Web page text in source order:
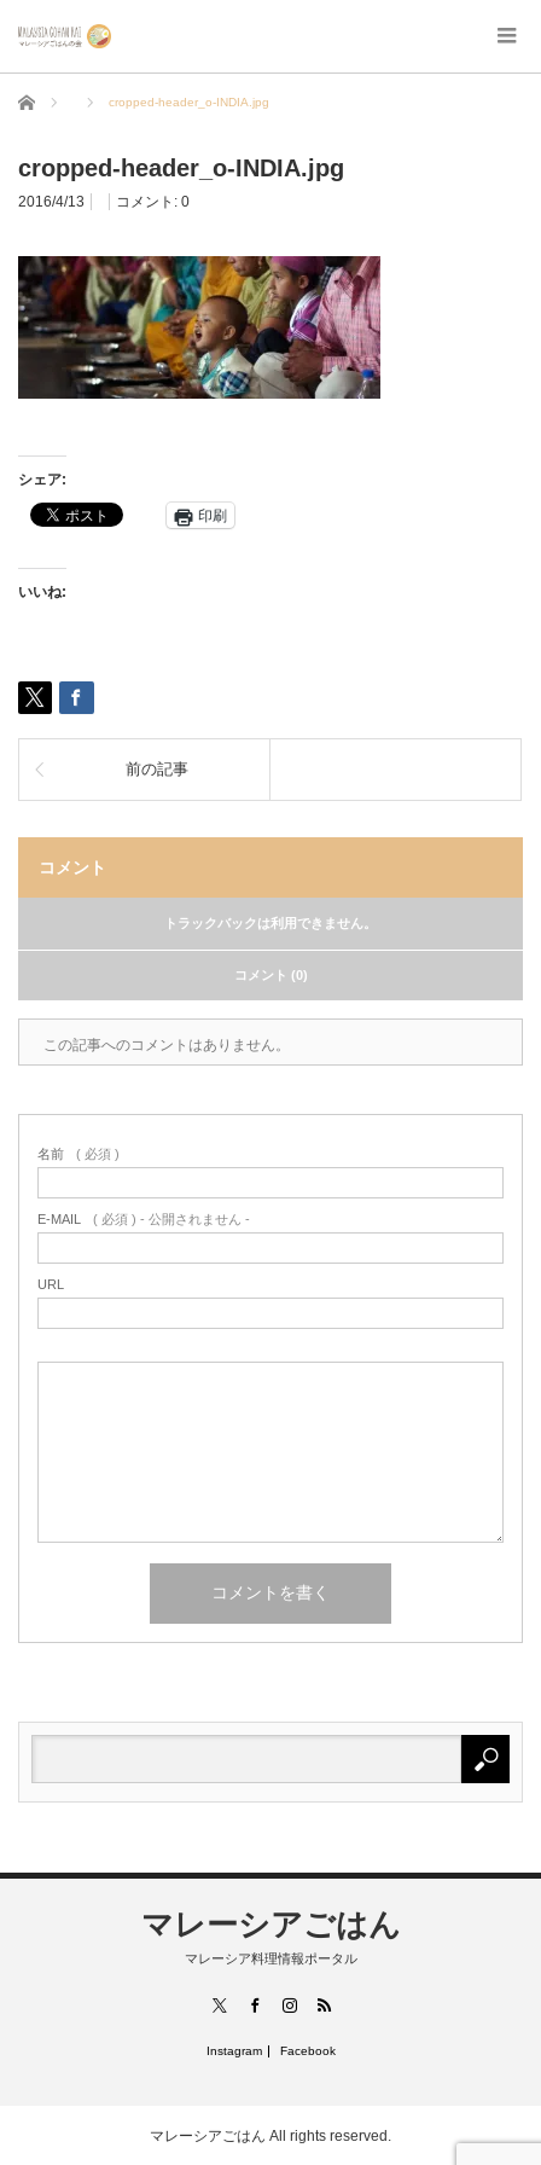
ホーム cropped-header_o-INDIA.jpg
cropped-header_o-INDIA.jpg
2016/4/13 コメント: 0
シェア:
印刷
いいね:
前の記事
コメント
トラックバックは利用できません。
コメント (0)
この記事へのコメントはありません。
名前 ( 必須 )
E-MAIL ( 必須 ) - 公開されません -
URL
マレーシアごはん
マレーシア料理情報ポータル
FacebookInstagram
RSS
Instagram Facebook
マレーシアごはん All rights reserved.